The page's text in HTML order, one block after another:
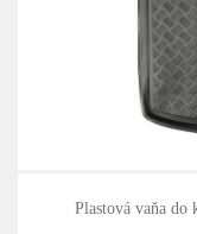
Plastová vaňa do